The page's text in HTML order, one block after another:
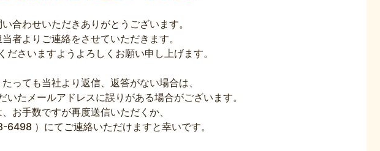
合わせいただきありがとうございます。
者よりご連絡をさせていただきます。
ださいますようよろしくお願い申し上げます。
っても当社より返信、返答がない場合は、
いたメールアドレスに誤りがある場合がございます。
お手数ですが再度送信いただくか、
）にてご連絡いただけますと幸いです。